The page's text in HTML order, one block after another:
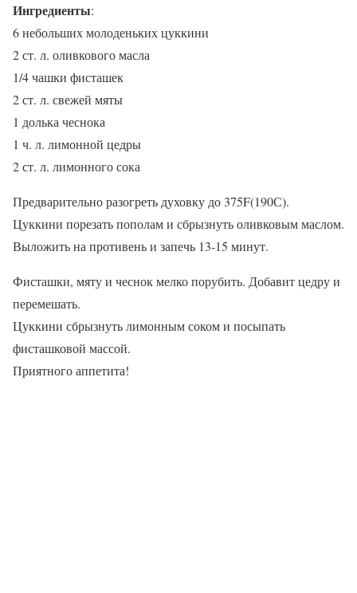
Ингредиенты:
6 небольших молоденьких цуккини
2 ст. л. оливкового масла
1/4 чашки фисташек
2 ст. л. свежей мяты
1 долька чеснока
1 ч. л. лимонной цедры
2 ст. л. лимонного сока
Предварительно разогреть духовку до 375F(190С).
Цуккини порезать пополам и сбрызнуть оливковым маслом.
Выложить на противень и запечь 13-15 минут.
Фисташки, мяту и чеснок мелко порубить. Добавит цедру и
перемешать.
Цуккини сбрызнуть лимонным соком и посыпать
фисташковой массой.
Приятного аппетита!